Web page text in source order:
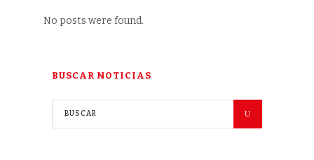
No posts were found.
BUSCAR NOTICIAS